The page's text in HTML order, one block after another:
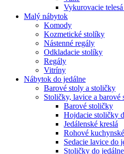
Vykurovacie
Malý nábytok
Komody
Kozmetické stolíky
Nástenné regály
Odkladacie stolíky
Regály
Vitríny
Nábytok do jedálne
Barové stoly a stoličky
Stoličky, lavice a barové
Barové stoličky
Hojdacie stoličky
Jedálenské kreslá
Rohové
Sedacie lavice do
Stoličky do jedálne